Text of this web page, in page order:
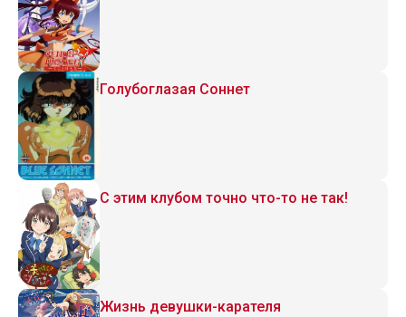
Голубоглазая Соннет
С этим клубом точно что-то не так!
Жизнь девушки-карателя